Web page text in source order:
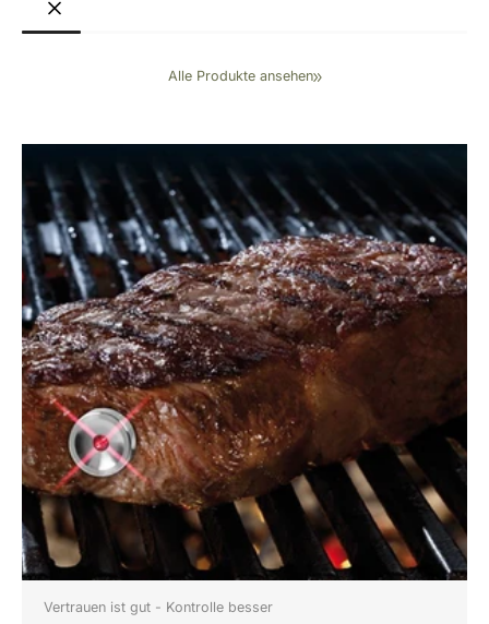
Alle Produkte ansehen
Vertrauen ist gut - Kontrolle besser